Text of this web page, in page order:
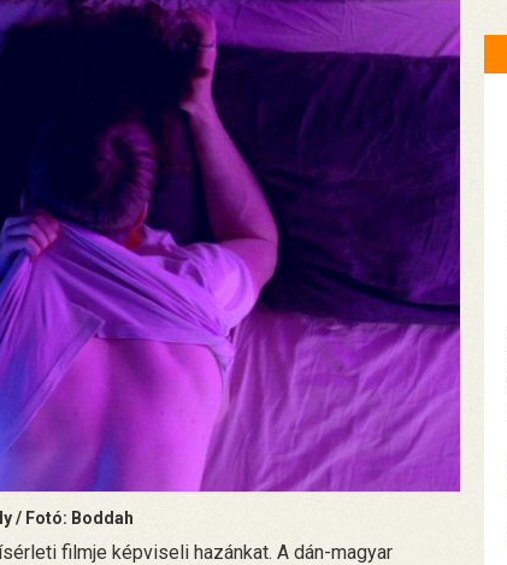
/ Fotó: Boddah
filmje képviseli hazánkat. A dán-magyar